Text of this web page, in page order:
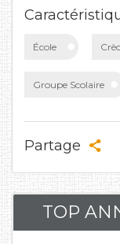
École
Groupe Scolaire
Partage
TOP